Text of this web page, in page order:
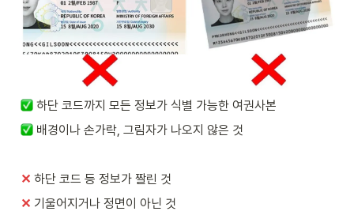
하단 코드까지 모든 정보가 식별 가능한 여권사본
배경이나 손가락, 그림자가 나오지 않은 것
✕ 하단 코드 등 정보가 짤린 것
✕ 기울어지거나 정면이 아닌 것